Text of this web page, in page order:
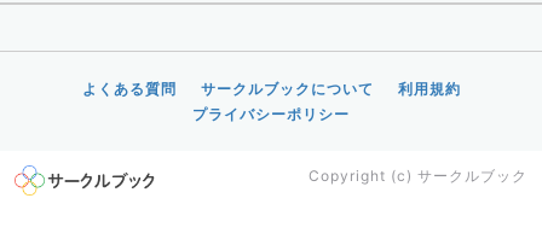
よくある質問 サークルブックについて
利用規約
プライバシーポリシー
Copyright (c) サークルブック